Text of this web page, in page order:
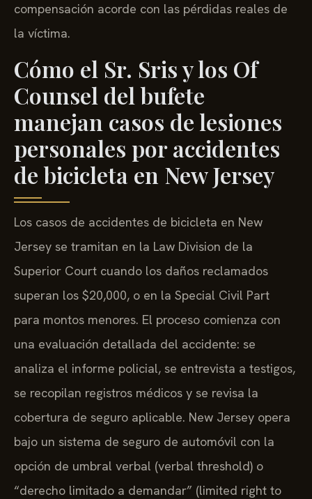
compensación acorde con las pérdidas reales de
la víctima.
Cómo el Sr. Sris y los Of
Counsel del bufete
manejan casos de lesiones
personales por accidentes
de bicicleta en New Jersey
Los casos de accidentes de bicicleta en New
Jersey se tramitan en la Law Division de la
Superior Court cuando los daños reclamados
superan los $20,000, o en la Special Civil Part
para montos menores. El proceso comienza con
una evaluación detallada del accidente: se
analiza el informe policial, se entrevista a testigos,
se recopilan registros médicos y se revisa la
cobertura de seguro aplicable. New Jersey opera
bajo un sistema de seguro de automóvil con la
opción de umbral verbal (verbal threshold) o
“derecho limitado a demandar” (limited right to